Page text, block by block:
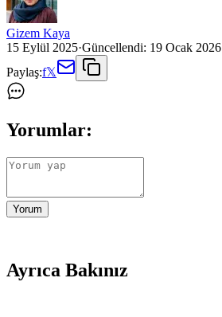
Gizem Kaya
15 Eylül 2025·Güncellendi: 19 Ocak 2026
Paylaş:f𝕏
Yorumlar:
Yorum
Ayrıca Bakınız